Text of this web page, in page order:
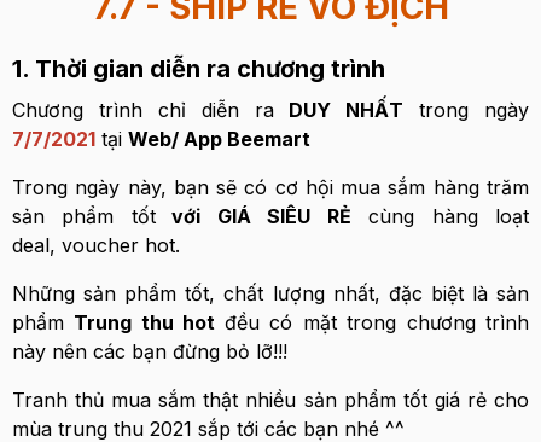
1. Thời gian diễn ra chương trình
Chương trình chỉ diễn ra DUY NHẤT trong ngày
7/7/2021 tại Web/ App Beemart
Trong ngày này, bạn sẽ có cơ hội mua sắm hàng trăm
sản phẩm tốtvới GIÁ SIÊU RẺ cùng hàng loạt
deal, voucher hot.
Những sản phẩm tốt, chất lượng nhất, đặc biệt là sản
phẩm Trung thu hot đều có mặt trong chương trình
này nên các bạn đừng bỏ lỡ!!!
Tranh thủ mua sắm thật nhiều sản phẩm tốt giá rẻ cho
mùa trung thu 2021 sắp tới các bạn nhé ^^